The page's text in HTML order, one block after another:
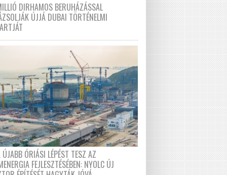
DIRHAMOS BERUHÁZÁSSAL
ÚJJÁ DUBAI TÖRTÉNELMI
ÓRIÁSI LÉPÉST TESZ AZ
FEJLESZTÉSÉBEN: NYOLC ÚJ